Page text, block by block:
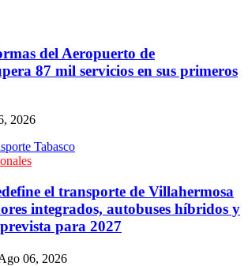
del Aeropuerto de
87 mil servicios en sus primeros
2026
el transporte de Villahermosa
integrados, autobuses híbridos y
para 2027
06, 2026